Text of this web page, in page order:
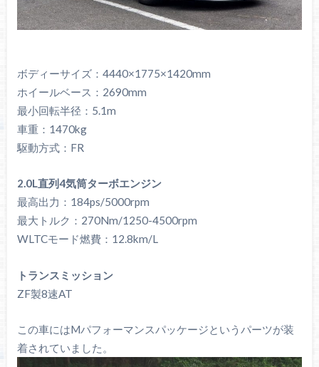
ボディーサイズ：4440×1775×1420mm
ホイールベース：2690mm
最小回転半径：5.1m
車重：1470kg
駆動方式：FR
2.0L直列4気筒ターボエンジン
最高出力：184ps/5000rpm
最大トルク：270Nm/1250-4500rpm
WLTCモード燃費：12.8km/L
トランスミッション
ZF製8速AT
この車にはMパフォーマンスパッケージというパーツが装
着されていました。